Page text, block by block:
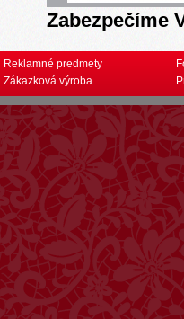
Zabezpečíme
Reklamné predmety
Zákazková výroba